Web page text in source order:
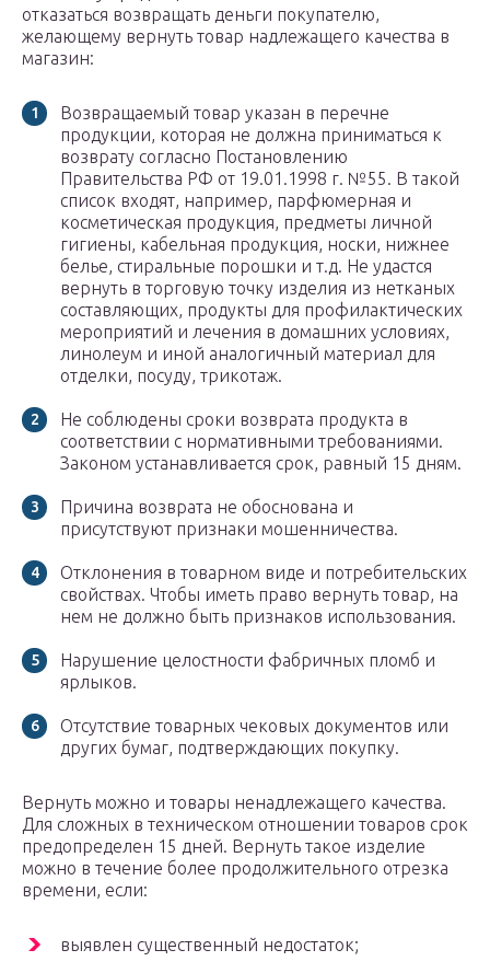
отказаться возвращать деньги покупателю,
желающему вернуть товар надлежащего качества в
магазин:
Возвращаемый товар указан в перечне
продукции, которая не должна приниматься к
возврату согласно Постановлению
Правительства РФ от 19.01.1998 г. №55. В такой
список входят, например, парфюмерная и
косметическая продукция, предметы личной
гигиены, кабельная продукция, носки, нижнее
белье, стиральные порошки и т.д. Не удастся
вернуть в торговую точку изделия из нетканых
составляющих, продукты для профилактических
мероприятий и лечения в домашних условиях,
линолеум и иной аналогичный материал для
отделки, посуду, трикотаж.
Не соблюдены сроки возврата продукта в
соответствии с нормативными требованиями.
Законом устанавливается срок, равный 15 дням.
Причина возврата не обоснована и
присутствуют признаки мошенничества.
Отклонения в товарном виде и потребительских
свойствах. Чтобы иметь право вернуть товар, на
нем не должно быть признаков использования.
Нарушение целостности фабричных пломб и
ярлыков.
Отсутствие товарных чековых документов или
других бумаг, подтверждающих покупку.
Вернуть можно и товары ненадлежащего качества.
Для сложных в техническом отношении товаров срок
предопределен 15 дней. Вернуть такое изделие
можно в течение более продолжительного отрезка
времени, если:
выявлен существенный недостаток;